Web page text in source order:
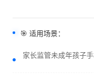
🎯 适用场景：
家长监管未成年孩子